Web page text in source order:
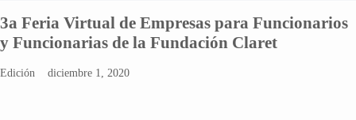
3a Feria Virtual de Empresas para Funcionarios
y Funcionarias de la Fundación Claret
Edición diciembre 1, 2020